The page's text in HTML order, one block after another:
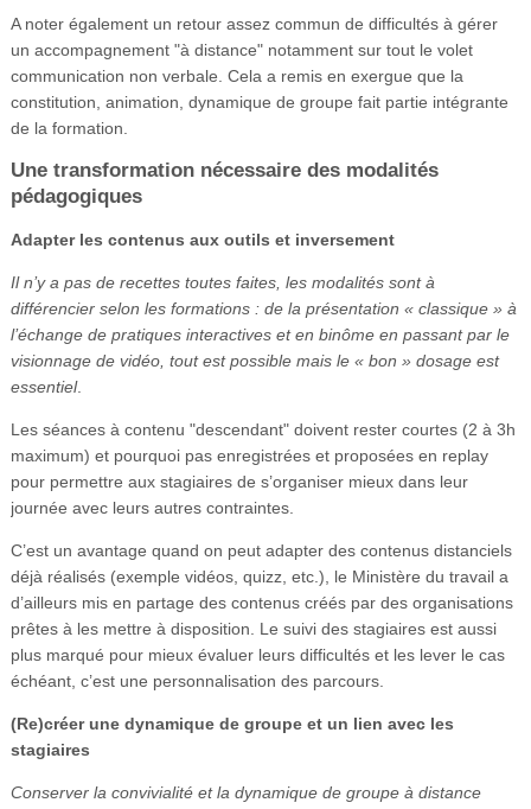
A noter également un retour assez commun de difficultés à gérer
un accompagnement "à distance" notamment sur tout le volet
communication non verbale. Cela a remis en exergue que la
constitution, animation, dynamique de groupe fait partie intégrante
de la formation.
Une transformation nécessaire des modalités
pédagogiques
Adapter les contenus aux outils et inversement
Il n’y a pas de recettes toutes faites, les modalités sont à
différencier selon les formations : de la présentation « classique » à
l’échange de pratiques interactives et en binôme en passant par le
visionnage de vidéo, tout est possible mais le « bon » dosage est
essentiel.
Les séances à contenu "descendant" doivent rester courtes (2 à 3h
maximum) et pourquoi pas enregistrées et proposées en replay
pour permettre aux stagiaires de s’organiser mieux dans leur
journée avec leurs autres contraintes.
C’est un avantage quand on peut adapter des contenus distanciels
déjà réalisés (exemple vidéos, quizz, etc.), le Ministère du travail a
d’ailleurs mis en partage des contenus créés par des organisations
prêtes à les mettre à disposition. Le suivi des stagiaires est aussi
plus marqué pour mieux évaluer leurs difficultés et les lever le cas
échéant, c’est une personnalisation des parcours.
(Re)créer une dynamique de groupe et un lien avec les
stagiaires
Conserver la convivialité et la dynamique de groupe à distance